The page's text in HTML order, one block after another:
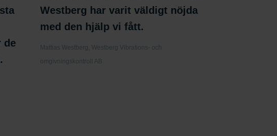
de
Westberg har varit väldigt nöjda
med den hjälp vi fått.
Mattias Westberg, Westberg Vibrations- och
omgivningskontroll AB